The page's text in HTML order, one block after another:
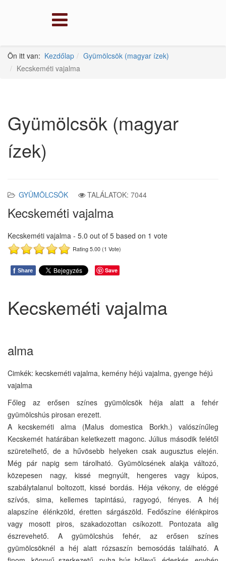
Ön itt van: Kezdőlap
Gyümölcsök (magyar ízek)
Kecskeméti vajalma
Gyümölcsök (magyar
ízek)
GYÜMÖLCSÖK TALÁLATOK: 7044
Kecskeméti vajalma
Kecskeméti vajalma - 5.0 out of 5 based on 1 vote
Rating 5.00 (1 Vote)
f Share Save
Kecskeméti vajalma
alma
Cimkék: kecskeméti vajalma, kemény héjú vajalma, gyenge héjú
vajalma
Főleg az erősen színes gyümölcsök héja alatt a fehér
gyümölcshús pirosan erezett.
A kecskeméti alma (Malus domestica Borkh.) valószínűleg
Kecskemét határában keletkezett magonc. Július második felétől
szüretelhető, de a hűvösebb helyeken csak augusztus elején.
Még pár napig sem tárolható. Gyümölcsének alakja változó,
közepesen nagy, kissé megnyúlt, hengeres vagy kúpos,
szabálytalanul boltozott, kissé bordás. Héja vékony, de eléggé
szívós, sima, kellemes tapintású, ragyogó, fényes. A héj
alapszíne élénkzöld, éretten sárgászöld. Fedőszíne élénkpiros
vagy mosott piros, szakadozottan csíkozott. Pontozata alig
észrevehető. A gyümölcshús fehér, az erősen színes
gyümölcsöknél a héj alatt rózsaszín bemosódás található. A